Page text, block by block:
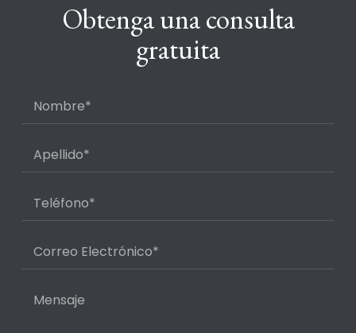
Obtenga una consulta
gratuita